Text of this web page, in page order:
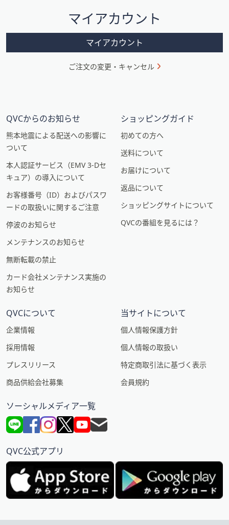
ン
マイアカウント
マイアカウント
ご注文の変更・キャンセル
QVCからのお知らせ
熊本地震による配送への影響に
ついて
本人認証サービス（EMV 3-Dセ
キュア）の導入について
お客様番号（ID）およびパスワ
ードの取扱いに関するご注意
停波のお知らせ
メンテナンスのお知らせ
無断転載の禁止
カード会社メンテナンス実施の
お知らせ
ショッピングガイド
初めての方へ
送料について
お届けについて
返品について
ショッピングサイトについて
QVCの番組を見るには？
QVCについて
企業情報
採用情報
プレスリリース
商品供給会社募集
当サイトについて
個人情報保護方針
個人情報の取扱い
特定商取引法に基づく表示
会員規約
ソーシャルメディア一覧
QVC公式アプリ